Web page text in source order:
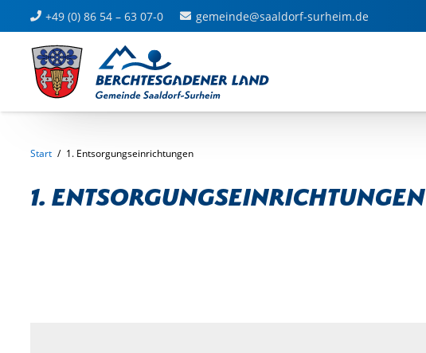
+49 (0) 86 54 – 63 07-0 gemeinde@saaldorf-surheim.de
Start / 1. Entsorgungseinrichtungen
1. Entsorgungseinrichtungen